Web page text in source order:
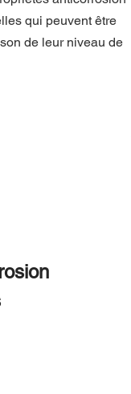
qui peuvent être
de leur niveau de